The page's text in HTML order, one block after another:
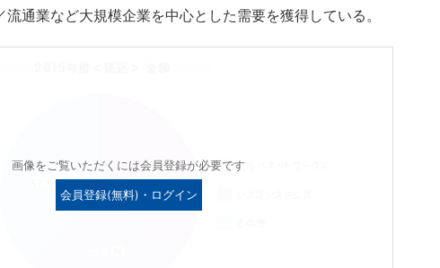
通業など大規模企業を中心とした需要を獲得している。
画像をご覧いただくには会員登録が必要です
会員登録(無料)・ログイン